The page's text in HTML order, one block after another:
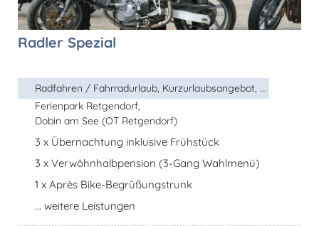
Radler Spezial
Radfahren / Fahrradurlaub, Kurzurlaubsangebot, ...
Ferienpark Retgendorf,
Dobin am See (OT Retgendorf)
3 x Übernachtung inklusive Frühstück
3 x Verwöhnhalbpension (3-Gang Wahlmenü)
1 x Après Bike-Begrüßungstrunk
... weitere Leistungen